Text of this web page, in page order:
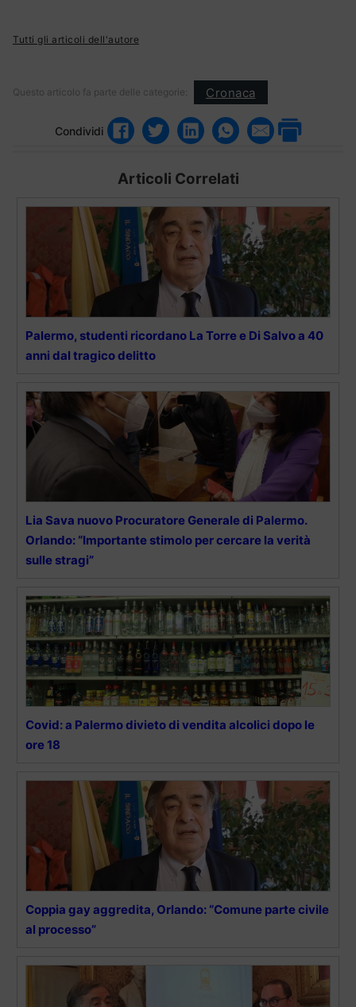
Tutti gli articoli dell'autore
Questo articolo fa parte delle categorie: Cronaca
Condividi
Articoli Correlati
Palermo, studenti ricordano La Torre e Di Salvo a 40
anni dal tragico delitto
Lia Sava nuovo Procuratore Generale di Palermo.
Orlando: “Importante stimolo per cercare la verità
sulle stragi”
Covid: a Palermo divieto di vendita alcolici dopo le
ore 18
Coppia gay aggredita, Orlando: “Comune parte civile
al processo”